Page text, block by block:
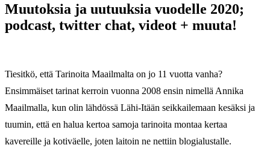
Muutoksia ja uutuuksia vuodelle 2020;
podcast, twitter chat, videot + muuta!
Tiesitkö, että Tarinoita Maailmalta on jo 11 vuotta vanha?
Ensimmäiset tarinat kerroin vuonna 2008 ensin nimellä Annika
Maailmalla, kun olin lähdössä Lähi-Itään seikkailemaan kesäksi ja
tuumin, että en halua kertoa samoja tarinoita montaa kertaa
kavereille ja kotiväelle, joten laitoin ne nettiin blogialustalle.